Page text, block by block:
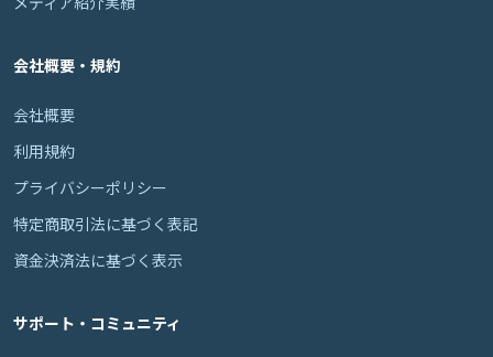
会社概要・規約
会社概要
利用規約
プライバシーポリシー
特定商取引法に基づく表記
資金決済法に基づく表示
サポート・コミュニティ